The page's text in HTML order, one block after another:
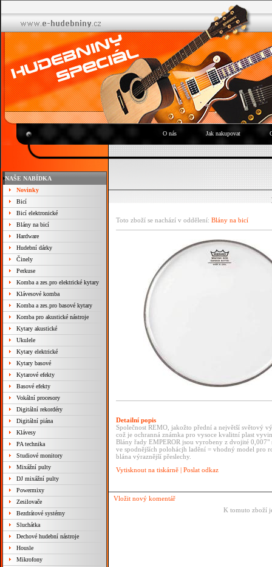
O nás Jak nakupovat
NAŠE NABÍDKA
Novinky
Bicí
Bicí elektronické
Blány na bicí
Hardware
Hudební dárky
Činely
Perkuse
Komba a zes.pro elektrické kytary
Klávesové komba
Komba a zes.pro basové kytary
Komba pro akustické nástroje
Kytary akustické
Ukulele
Kytary elektrické
Kytary basové
Kytarové efekty
Basové efekty
Vokální procesory
Digitální rekordéry
Digitální piána
Klávesy
PA technika
Studiové monitory
Mixážní pulty
DJ mixážní pulty
Powermixy
Zesilovače
Bezdrátové systémy
Sluchátka
Dechové hudební nástroje
Housle
Mikrofony
Toto zboží se nachází v oddělení: Blány na bicí
Detailní popis
Společnost REMO, jakožto přední a největší světový
což je ochranná známka pro vysoce kvalitní plast
Blány řady EMPEROR jsou vyrobeny z dvojité
ve spodnějších polohácjh ladění = vhodný model pro
blána výraznější přeslechy.
Vytisknout na tiskárně | Poslat odkaz
Vložit nový komentář
K tomuto zboží